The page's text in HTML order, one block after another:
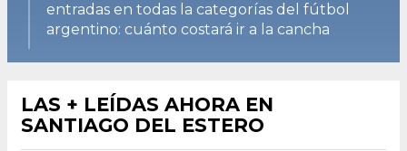
entradas en todas la categorías del fútbol
argentino: cuánto costará ir a la cancha
LAS + LEÍDAS AHORA EN
SANTIAGO DEL ESTERO